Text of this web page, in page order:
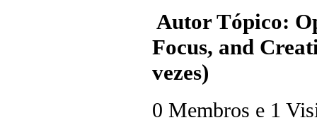
AutorTópico:
Focus, and
vezes)
0 Membros e 1